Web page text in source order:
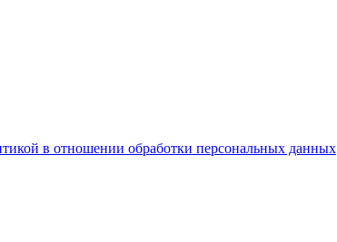
в отношении обработки персональных данных